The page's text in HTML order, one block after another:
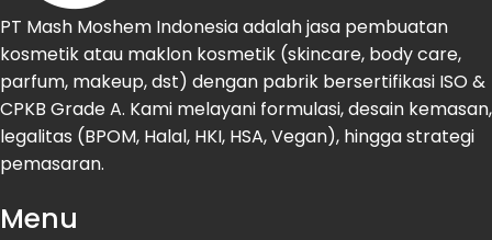
PT Mash Moshem Indonesia adalah jasa pembuatan
kosmetik atau maklon kosmetik (skincare, body care,
parfum, makeup, dst) dengan pabrik bersertifikasi ISO &
CPKB Grade A. Kami melayani formulasi, desain kemasan,
legalitas (BPOM, Halal, HKI, HSA, Vegan), hingga strategi
pemasaran.
Menu